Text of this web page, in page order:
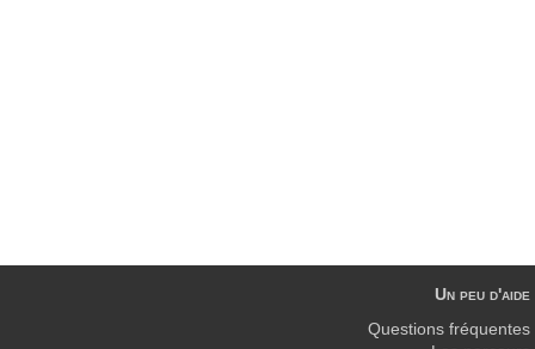
Un peu d'aide
Questions fréquentes